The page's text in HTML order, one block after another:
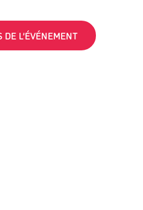
L’ÉVÉNEMENT